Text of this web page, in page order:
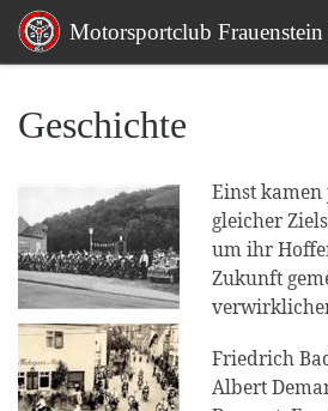
Zum Inhalt springen
Motorsportclub
Geschichte
Einst
gleicher
um ihr
Zukunft
Friedrich
Albert